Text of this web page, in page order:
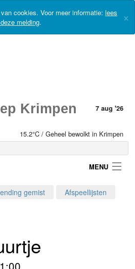
cookies. Voor meer informatie: lees
melding. ×
Krimpen 7 aug '26
15.2°C / Geheel bewolkt in Krimpen
MENU
gemist
Afspeellijsten